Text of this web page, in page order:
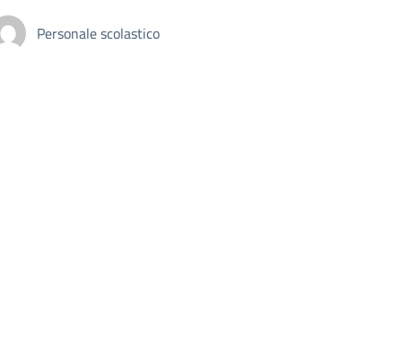
Personale scolastico